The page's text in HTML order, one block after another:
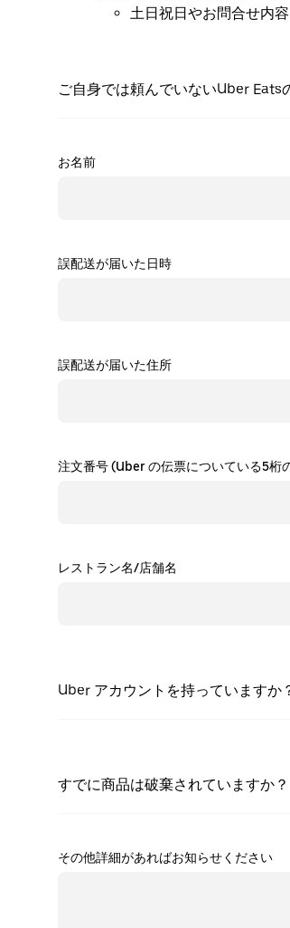
土日祝日やお問合せ内
ご自身では頼んでいないUber Eats
お名前
誤配送が届いた日時
誤配送が届いた住所
注文番号 (Uber の伝票についている5桁
レストラン名/店舗名
Uber アカウントを持っていますか
すでに商品は破棄されていますか？
その他詳細があればお知らせください